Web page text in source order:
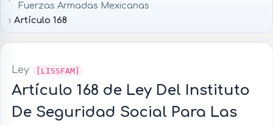
Fuerzas Armadas Mexicanas
Artículo 168
Ley [LISSFAM]
Artículo 168 de Ley Del Instituto
De Seguridad Social Para Las